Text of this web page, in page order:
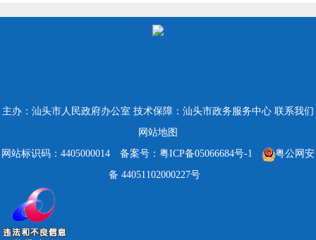
主办：汕头市人民政府办公室 技术保障：汕头市政务服务中心 联系我们
网站地图
网站标识码：4405000014
备案号：粤ICP备05066684号-1
粤公网安
备 44051102000227号